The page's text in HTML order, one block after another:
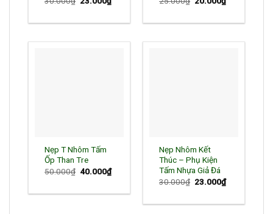
30.000₫.
hiện
là:
25.000₫.
hiện
là:
Nẹp T Nhôm Tấm
Ốp Than Tre
50.000₫ Giá
50.000₫.
40.000₫Giá
hiện
là:
40.000₫.
Nẹp Nhôm Kết
Thúc – Phụ Kiện
Tấm Nhựa Giả Đá
30.000₫ Giá
30.000₫.
23.000₫Giá
hiện
là: